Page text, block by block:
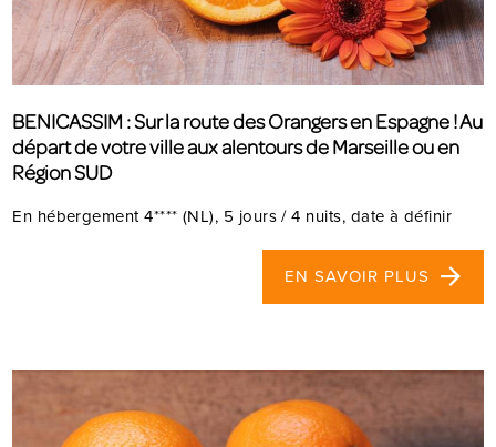
BENICASSIM : Sur la route des Orangers en Espagne ! Au
départ de votre ville aux alentours de Marseille ou en
Région SUD
En hébergement 4**** (NL), 5 jours / 4 nuits, date à définir
EN SAVOIR PLUS